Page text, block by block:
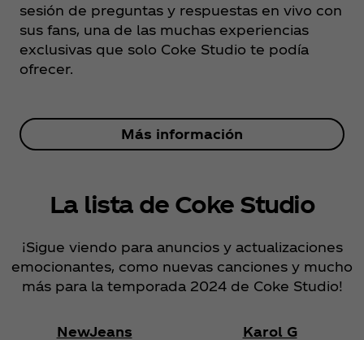
sesión de preguntas y respuestas en vivo con
sus fans, una de las muchas experiencias
exclusivas que solo Coke Studio te podía
ofrecer.
Más información
La lista de Coke Studio
¡Sigue viendo para anuncios y actualizaciones
emocionantes, como nuevas canciones y mucho
más para la temporada 2024 de Coke Studio!
NewJeans Karol G